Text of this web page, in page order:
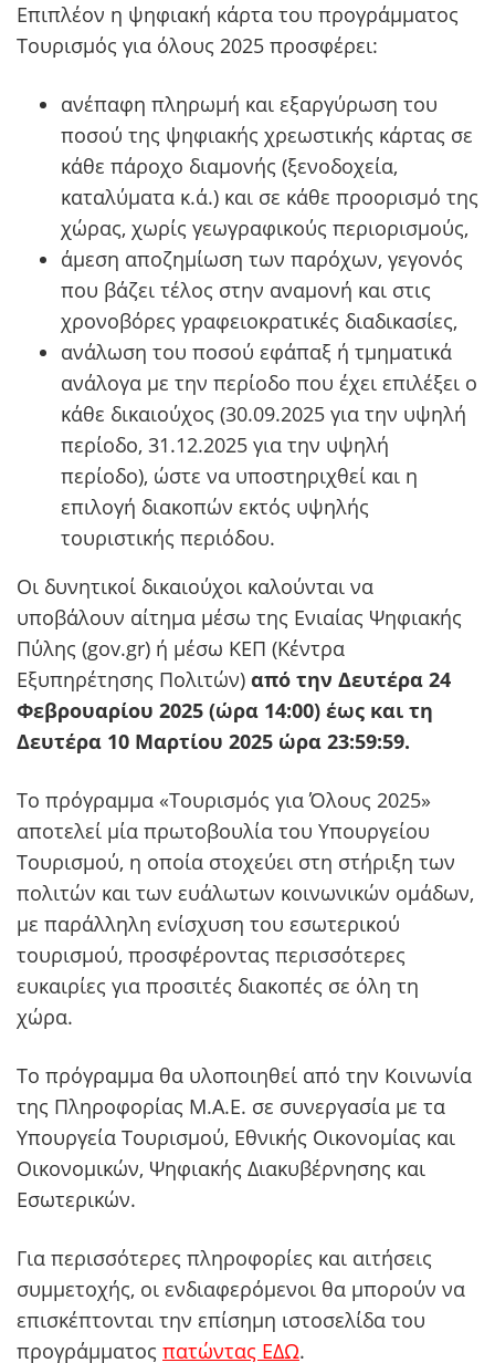
Επιπλέον η ψηφιακή κάρτα του προγράμματος
Τουρισμός για όλους 2025 προσφέρει:
ανέπαφη πληρωμή και εξαργύρωση του
ποσού της ψηφιακής χρεωστικής κάρτας σε
κάθε πάροχο διαμονής (ξενοδοχεία,
καταλύματα κ.ά.) και σε κάθε προορισμό της
χώρας, χωρίς γεωγραφικούς περιορισμούς,
άμεση αποζημίωση των παρόχων, γεγονός
που βάζει τέλος στην αναμονή και στις
χρονοβόρες γραφειοκρατικές διαδικασίες,
ανάλωση του ποσού εφάπαξ ή τμηματικά
ανάλογα με την περίοδο που έχει επιλέξει ο
κάθε δικαιούχος (30.09.2025 για την υψηλή
περίοδο, 31.12.2025 για την υψηλή
περίοδο), ώστε να υποστηριχθεί και η
επιλογή διακοπών εκτός υψηλής
τουριστικής περιόδου.
Οι δυνητικοί δικαιούχοι καλούνται να
υποβάλουν αίτημα μέσω της Ενιαίας Ψηφιακής
Πύλης (gov.gr) ή μέσω ΚΕΠ (Κέντρα
Εξυπηρέτησης Πολιτών) από την Δευτέρα 24
Φεβρουαρίου 2025 (ώρα 14:00) έως και τη
Δευτέρα 10 Μαρτίου 2025 ώρα 23:59:59.
Το πρόγραμμα «Τουρισμός για Όλους 2025»
αποτελεί μία πρωτοβουλία του Υπουργείου
Τουρισμού, η οποία στοχεύει στη στήριξη των
πολιτών και των ευάλωτων κοινωνικών ομάδων,
με παράλληλη ενίσχυση του εσωτερικού
τουρισμού, προσφέροντας περισσότερες
ευκαιρίες για προσιτές διακοπές σε όλη τη
χώρα.
Το πρόγραμμα θα υλοποιηθεί από την Κοινωνία
της Πληροφορίας Μ.Α.Ε. σε συνεργασία με τα
Υπουργεία Τουρισμού, Εθνικής Οικονομίας και
Οικονομικών, Ψηφιακής Διακυβέρνησης και
Εσωτερικών.
Για περισσότερες πληροφορίες και αιτήσεις
συμμετοχής, οι ενδιαφερόμενοι θα μπορούν να
επισκέπτονται την επίσημη ιστοσελίδα του
προγράμματος πατώντας ΕΔΩ.